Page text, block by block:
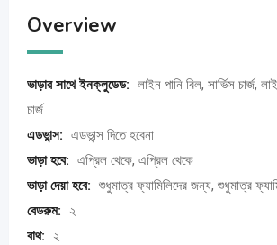
Overview
ভাড়ার সাথে ইনক্লুডেড: লাইন পানি বিল, সার্ভিস চার্জ,
চার্জ
এডভান্স: এডভান্স দিতে হবেনা
ভাড়া হবে: এপ্রিল থেকে, এপ্রিল থেকে
ভাড়া দেয়া হবে: শুধুমাত্র ফ্যামিলিদের জন্য, শুধুমাত্র
বেডরুম:
২
বাথ:
২